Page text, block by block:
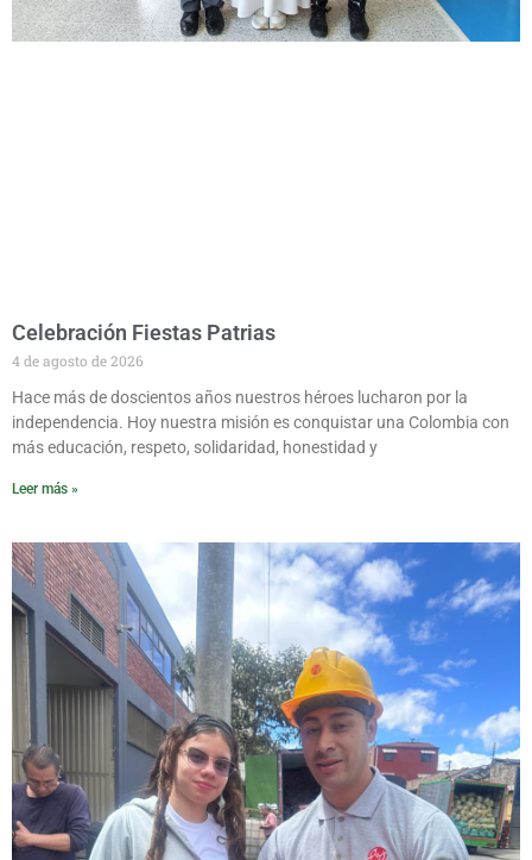
Celebración Fiestas Patrias
4 de agosto de 2026
Hace más de doscientos años nuestros héroes lucharon por la
independencia. Hoy nuestra misión es conquistar una Colombia con
más educación, respeto, solidaridad, honestidad y
Leer más »